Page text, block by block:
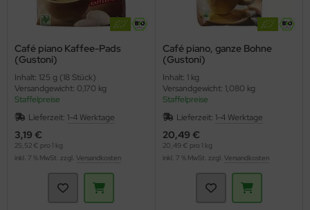
Café piano Kaffee-Pads
(Gustoni)
Inhalt: 125 g (18 Stück)
Versandgewicht: 0,170 kg
Staffelpreise
Lieferzeit: 1-4 Werktage
3,19 €
25,52 € pro 1 kg
inkl. 7 % MwSt. zzgl. Versandkosten
Café piano, ganze Bohne
(Gustoni)
Inhalt: 1 kg
Versandgewicht: 1,080 kg
Staffelpreise
Lieferzeit: 1-4 Werktage
20,49 €
20,49 € pro 1 kg
inkl. 7 % MwSt. zzgl. Versandkosten